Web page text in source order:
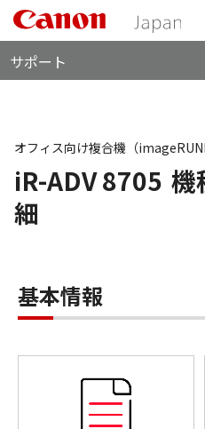
サポート
iR-ADV 8705 機
細
オフィス向け複合機（
基本情報